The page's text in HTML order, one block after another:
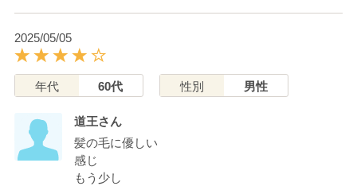
2025/05/05
年代 60代 性別 男性
道王さん
髪の毛に優しい
感じ
もう少し